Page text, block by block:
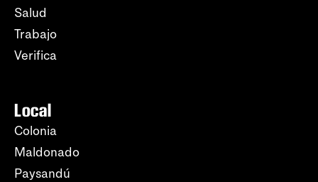
Salud
Trabajo
Verifica
Local
Colonia
Maldonado
Paysandú